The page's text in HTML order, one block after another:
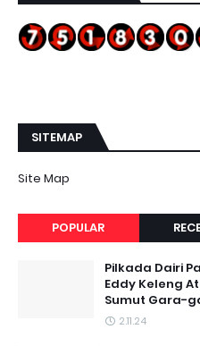
SITEMAP
Site Map
POPULAR
Pilkada Dairi
Eddy Keleng
Sumut Gara-
2.11.24